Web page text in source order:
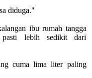
diduga."
ibu rumah tangga
pasti lebih sedikit dari
cuma lima liter paling